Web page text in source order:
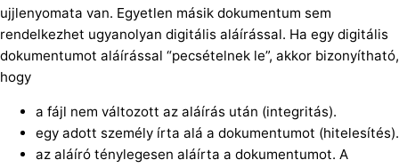
ujjlenyomata van. Egyetlen másik dokumentum sem
rendelkezhet ugyanolyan digitális aláírással. Ha egy digitális
dokumentumot aláírással “pecsételnek le”, akkor bizonyítható,
hogy
a fájl nem változott az aláírás után (integritás).
egy adott személy írta alá a dokumentumot (hitelesítés).
az aláíró ténylegesen aláírta a dokumentumot. A